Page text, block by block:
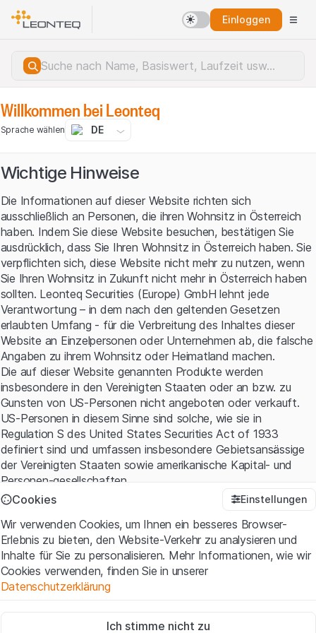
Einloggen
Serverfehler.
Willkommen bei Leonteq
Sprache wählen DE
Wichtige Hinweise
Die Informationen auf dieser Website richten sich
ausschließlich an Personen, die ihren Wohnsitz in Österreich
haben. Indem Sie diese Website besuchen, bestätigen Sie
ausdrücklich, dass Sie Ihren Wohnsitz in Österreich haben. Sie
verpflichten sich, diese Website nicht mehr zu nutzen, wenn
Sie Ihren Wohnsitz in Zukunft nicht mehr in Österreich haben
sollten. Leonteq Securities (Europe) GmbH lehnt jede
Verantwortung – in dem nach den geltenden Gesetzen
erlaubten Umfang - für die Verbreitung des Inhaltes dieser
Website an Einzelpersonen oder Unternehmen ab, die falsche
Angaben zu ihrem Wohnsitz oder Heimatland machen.
Die auf dieser Website genannten Produkte werden
insbesondere in den Vereinigten Staaten oder an bzw. zu
Gunsten von US-Personen nicht angeboten oder verkauft.
US-Personen in diesem Sinne sind solche, wie sie in
Regulation S des United States Securities Act of 1933
definiert sind und umfassen insbesondere Gebietsansässige
der Vereinigten Staaten sowie amerikanische Kapital- und
Personen-gesellschaften.
Mit dem Zugriff auf diese Website erklären Sie, dass Sie die
rechtlichen Informationen und die wichtigen Hinweise und
Nutzungsbedingungen verstanden haben und akzeptieren.
Wenn Sie mit denNutzungsbedingungennicht einverstanden
sind, unterlassen Sie bitte den Zugriff auf diese Website.
Kein Angebot, keine Aufforderung zum Kauf
Cookies Einstellungen
Wir verwenden Cookies, um Ihnen ein besseres Browser-
Erlebnis zu bieten, den Website-Verkehr zu analysieren und
Inhalte für Sie zu personalisieren. Mehr Informationen, wie wir
Cookies verwenden, finden Sie in unserer
Datenschutzerklärung
Diese Cookies sind für die Website erforderlich und können nicht
Ich stimme nicht zu